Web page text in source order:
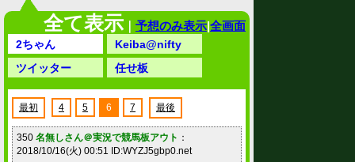
全て表示 ｜ 予想のみ表示|全画面
2ちゃん
Keiba@nifty
ツイッター
任せ板
最初 4 5 6 7 最後
350 名無しさん＠実況で競馬板アウト ：
2018/10/16(火) 00:51 ID:WYZJ5gbp0.net